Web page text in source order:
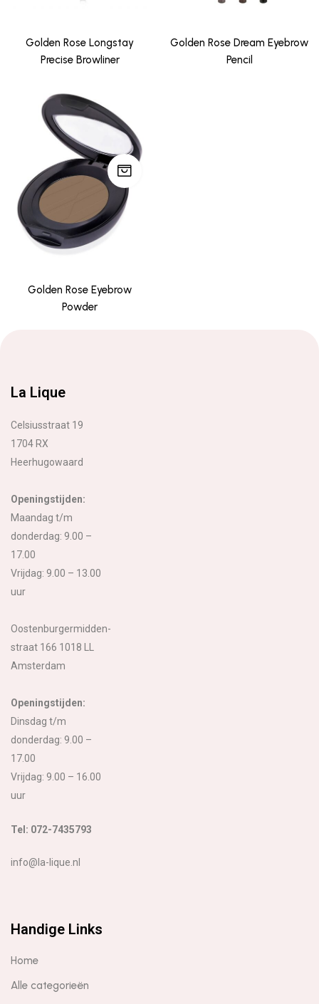
Golden Rose Longstay
Precise Browliner
Golden Rose Dream Eyebrow
Pencil
Golden Rose Eyebrow
Powder
La Lique
Celsiusstraat 19
1704 RX
Heerhugowaard
Openingstijden:
Maandag t/m
donderdag: 9.00 –
17.00
Vrijdag: 9.00 – 13.00
uur
Oostenburgermidden-
straat 166 1018 LL
Amsterdam
Openingstijden:
Dinsdag t/m
donderdag: 9.00 –
17.00
Vrijdag: 9.00 – 16.00
uur
Tel: 072-7435793
info@la-lique.nl
Handige Links
Home
Alle categorieën